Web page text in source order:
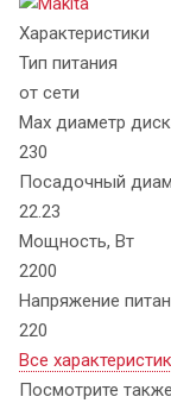
Характеристики
Тип питания
от сети
Max диаметр
230
Посадочный
22.23
Мощность, Вт
2200
Напряжение
220
Все
Посмотрите также